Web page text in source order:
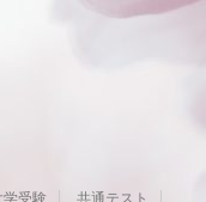
学受験 共通テスト